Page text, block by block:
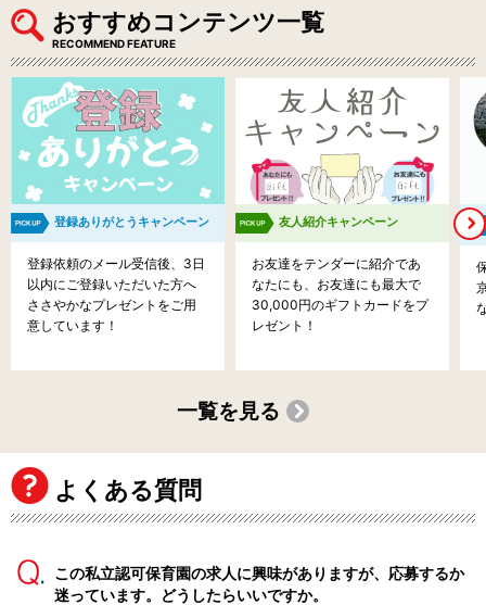
おすすめコンテンツ一覧
RECOMMEND FEATURE
登録ありがとうキャンペーン
登録依頼のメール受信後、3日
以内にご登録いただいた方へ
ささやかなプレゼントをご用
意しています！
友人紹介キャンペーン
お友達をテンダーに紹介であ
なたにも、お友達にも最大で
30,000円のギフトカードをプ
レゼント！
一覧を見る
よくある質問
この私立認可保育園の求人に興味がありますが、応募するか
迷っています。どうしたらいいですか。